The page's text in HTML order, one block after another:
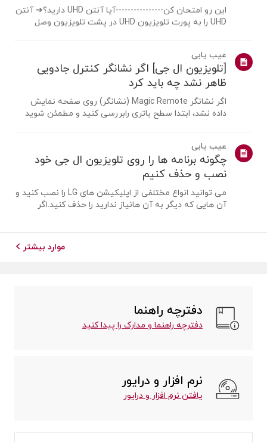
این رو امتحان کن----------------آیا آنتن UHD دارید؟➔ آنتن
UHD را به پورت تلویزیون UHD در پشت تلویزیون وصل
بتواند سیگنال UHD دریافت کند ...
عیب یابی
[تلویزیون ال جی] اگر نشانگر کنترل جادویی
ظاهر نشد چه باید کرد
اگر نشانگر Magic Remote (نشانگر) روی صفحه نمایش
داده نشد، ابتدا سطح باتری رابررسی کنید و مطمئن شوید
ریموت از تلویزیونجدا شده است. ریموت ر...
عیب یابی
چگونه برنامه ها را روی تلویزیون ال جی خود
نصب و حذف کنیم
می توانید انواع مختلفی از اپلیکیشن های LG را نصب کنید و
آن هایی که دیگر به آن هانیاز ندارید را حذف کنید.اگر
موارد بیشتر
دفترچه راهنما
دفترچه راهنما و مدارک را پیدا کنید
نرم افزار و درایور
یافتن نرم افزار و درایور